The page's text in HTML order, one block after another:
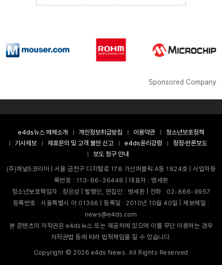
Sponsored Company
e4ds뉴스 매체소개 개인정보취급방침 이용약관
청소년보호정책
기사제보
제휴문의 및 고객 불만 신고 e4ds윤리강령
정정·반론보도
보도 청구 안내
(주)채널5코리아 | 서울 금천구 디지털로 178 가산퍼블릭 A동 1824호 | 사업자등
록번호 : 113-86-36448 | 대표자 : 명세환
청소년보호책임자 : 장은성 | 발행인, 편집인 : 명세환 | 전화 : 02-866-9957
등록번호 : 서울특별시 아 01366 | 등록일 : 2010년 10월 40일 | 제보메일 :
news@e4ds.com
본 콘텐츠의 저작권은 e4ds뉴스 또는 제공처에 있으며 이를 무단 이용하는 경우
저작권법 등에 따라 법적책임을 질 수 있습니다.
Copyright ©2026 e4ds News. All Rights Reserved